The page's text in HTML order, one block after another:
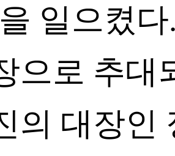
일으켰
으로 추대
의 대장인